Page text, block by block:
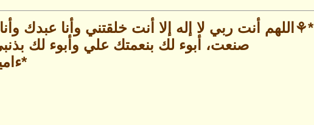
*⚘️اللهم أنت ربي لا إله إلا أنت خلقتني وأنا
صنعت، أبوء لك بنعمتك علي وأبوء لك